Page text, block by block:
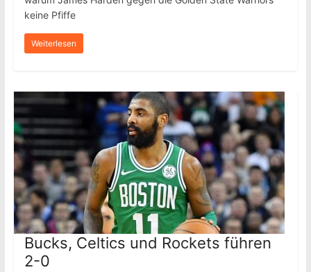
keine Pfiffe
Weiterlesen
Bucks, Celtics und Rockets führen
2-0